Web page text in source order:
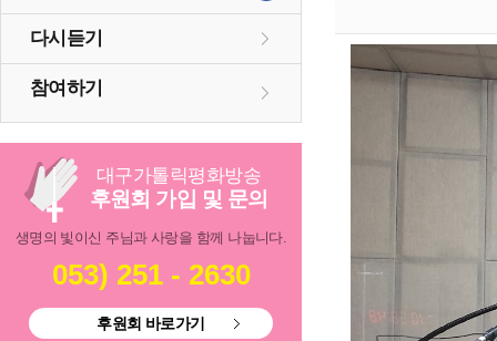
다시듣기
참여하기
대구가톨릭평화방송
후원회 가입 및 문의
생명의 빛이신 주님과 사랑을 함께 나눕니다.
053) 251 - 2630
후원회 바로가기